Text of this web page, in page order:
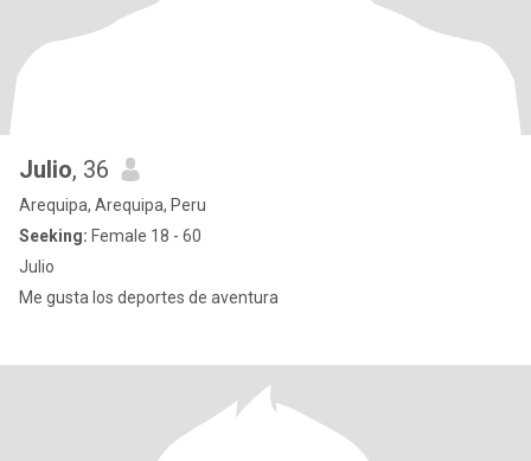
Julio, 36
Arequipa, Arequipa, Peru
Seeking: Female 18 - 60
Julio
Me gusta los deportes de aventura